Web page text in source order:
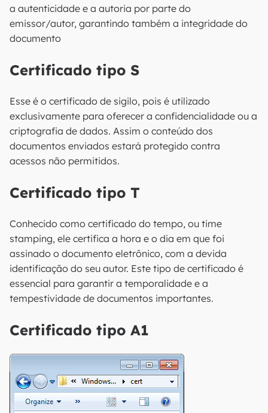
a autenticidade e a autoria por parte do
emissor/autor, garantindo também a integridade do
documento
Certificado tipo S
Esse é o certificado de sigilo, pois é utilizado
exclusivamente para oferecer a confidencialidade ou a
criptografia de dados. Assim o conteúdo dos
documentos enviados estará protegido contra
acessos não permitidos.
Certificado tipo T
Conhecido como certificado do tempo, ou time
stamping, ele certifica a hora e o dia em que foi
assinado o documento eletrônico, com a devida
identificação do seu autor. Este tipo de certificado é
essencial para garantir a temporalidade e a
tempestividade de documentos importantes.
Certificado tipo A1